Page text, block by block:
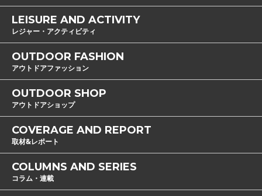
LEISURE AND ACTIVITY
レジャー・アクティビティ
OUTDOOR FASHION
アウトドアファッション
OUTDOOR SHOP
アウトドアショップ
COVERAGE AND REPORT
取材&レポート
COLUMNS AND SERIES
コラム・連載